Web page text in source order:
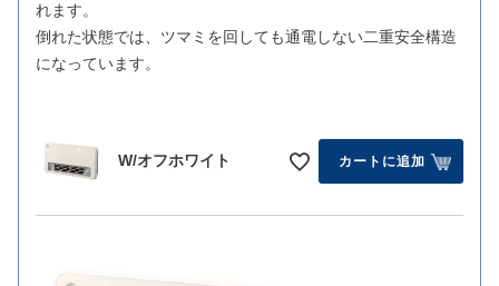
れます。
倒れた状態では、ツマミを回しても通電しない二重安全構造
になっています。
W/オフホワイト カートに追加